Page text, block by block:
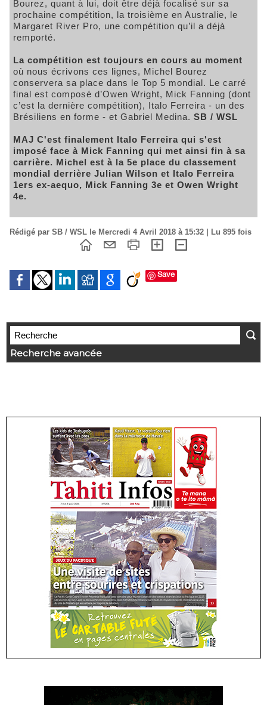
Bourez, quant à lui, doit être déjà focalisé sur sa
prochaine compétition, la troisième en Australie, le
Margaret River Pro, une compétition qu’il a déjà
remporté.
La compétition est toujours en cours au moment
où nous écrivons ces lignes, Michel Bourez
conservera sa place dans le Top 5 mondial. Le carré
final est composé d’Owen Wright, Mick Fanning (dont
c’est la dernière compétition), Italo Ferreira - un des
Brésiliens en forme - et Gabriel Medina. SB / WSL
MAJ C'est finalement Italo Ferreira qui s'est
imposé face à Mick Fanning qui met ainsi fin à sa
carrière. Michel est à la 5e place du classement
mondial derrière Julian Wilson et Italo Ferreira
1ers ex-aequo, Mick Fanning 3e et Owen Wright
4e.
Rédigé par SB / WSL le Mercredi 4 Avril 2018 à 15:32 | Lu 895 fois
Save
Recherche avancée